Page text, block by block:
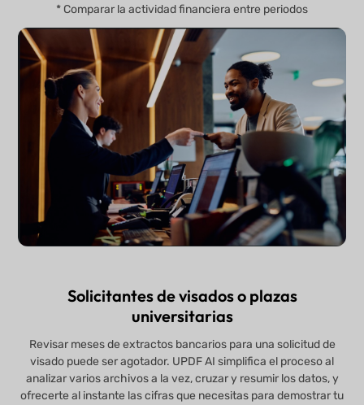
* Comparar la actividad financiera entre periodos
Solicitantes de visados o plazas
universitarias
Revisar meses de extractos bancarios para una solicitud de
visado puede ser agotador. UPDF AI simplifica el proceso al
analizar varios archivos a la vez, cruzar y resumir los datos, y
ofrecerte al instante las cifras que necesitas para demostrar tu